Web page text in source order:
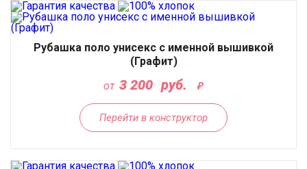
Рубашка поло унисекс с именной вышивкой
(Графит)
от 3 200 руб.
Перейти в конструктор